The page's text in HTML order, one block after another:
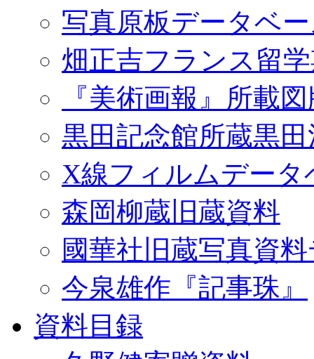
写真原板データベ
畑正吉フランス留
『美術画報』所載
黒田記念館所蔵黒
X線フィルムデータ
森岡柳蔵旧蔵資料
國華社旧蔵写真資
今泉雄作『記事珠』
資料目録